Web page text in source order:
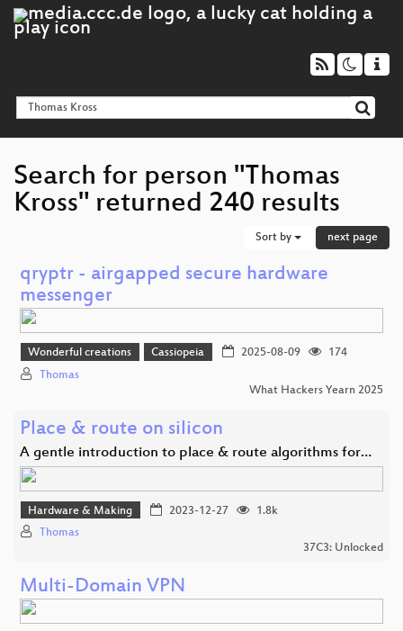
Search for person "Thomas
Kross" returned 240 results
Sort by next page
qryptr - airgapped secure hardware
messenger
Wonderful creations Cassiopeia 2025-08-09
174
Thomas
What Hackers Yearn 2025
Place & route on silicon
A gentle introduction to place & route algorithms for…
Hardware & Making 2023-12-27
1.8k
Thomas
37C3: Unlocked
Multi-Domain VPN